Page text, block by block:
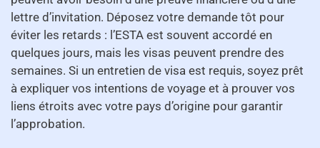
lettre d’invitation. Déposez votre demande tôt pour
éviter les retards : l’ESTA est souvent accordé en
quelques jours, mais les visas peuvent prendre des
semaines. Si un entretien de visa est requis, soyez prêt
à expliquer vos intentions de voyage et à prouver vos
liens étroits avec votre pays d’origine pour garantir
l’approbation.